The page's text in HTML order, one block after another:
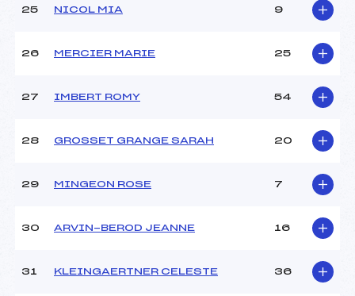
25 NICOL MIA 9
26 MERCIER MARIE 25
27 IMBERT ROMY 54
28 GROSSET GRANGE SARAH 20
29 MINGEON ROSE 7
30 ARVIN-BEROD JEANNE 16
31 KLEINGAERTNER CELESTE 36